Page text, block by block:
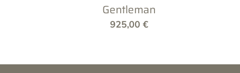
Gentleman
925,00 €